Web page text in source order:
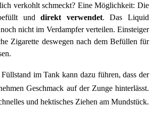
verkohlt schmeckt? Eine Möglichkeit: Die
unddirekt verwendet. Das Liquid
nicht im Verdampfer verteilen. Einsteiger
Zigarette deswegen nach dem Befüllen für
im Tank kann dazu führen, dass der
Geschmack auf der Zunge hinterlässt.
und hektisches Ziehen am Mundstück.